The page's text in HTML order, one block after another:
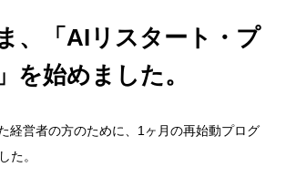
、「AIリスタート・プ
を始めました。
経営者の方のために、1ヶ月の再始動プログ
た。